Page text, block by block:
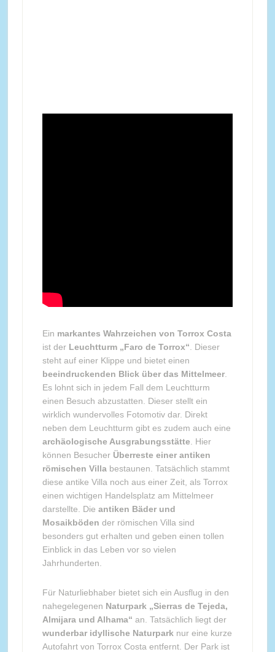
Ein markantes Wahrzeichen von Torrox Costa
ist der Leuchtturm „Faro de Torrox“ . Dieser
steht auf einer Klippe und bietet einen
beeindruckenden Blick über das Mittelmeer.
Es lohnt sich in jedem Fall dem Leuchtturm
einen Besuch abzustatten. Dieser stellt ein
wirklich wundervolles Fotomotiv dar. Direkt
neben dem Leuchtturm gibt es zudem auch eine
archäologische Ausgrabungsstätte . Hier
können Besucher Überreste einer antiken
römischen Villabestaunen. Tatsächlich stammt
diese antike Villa noch aus einer Zeit, als Torrox
einen wichtigen Handelsplatz am Mittelmeer
darstellte. Die antiken Bäder und
Mosaikböden der römischen Villa sind
besonders gut erhalten und geben einen tollen
Einblick in das Leben vor so vielen
Jahrhunderten.
Für Naturliebhaber bietet sich ein Ausflug in den
nahegelegenen Naturpark „Sierras de Tejeda,
Almijara und Alhama“ an. Tatsächlich liegt der
wunderbar idyllische Naturpark nur eine kurze
Autofahrt von Torrox Costa entfernt. Der Park ist